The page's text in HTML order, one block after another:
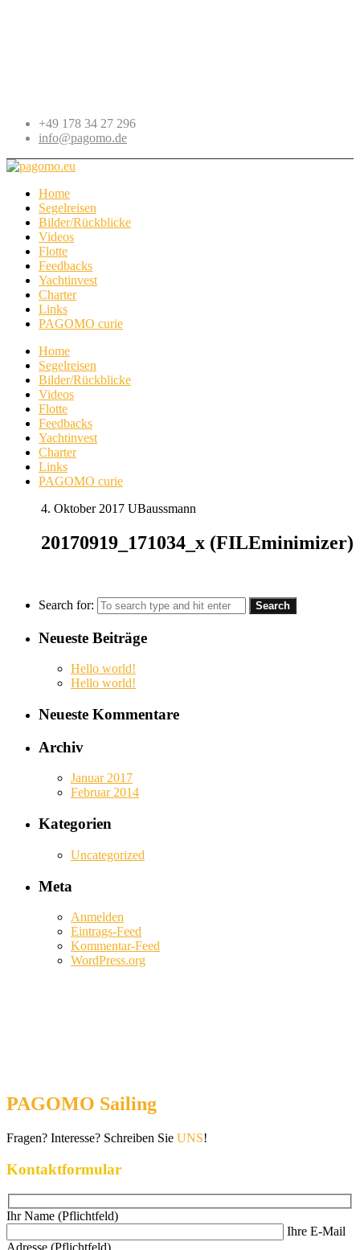
+49 178 34 27 296
info@pagomo.de
Home
Segelreisen
Bilder/Rückblicke
Videos
Flotte
Feedbacks
Yachtinvest
Charter
Links
PAGOMO curie
Home
Segelreisen
Bilder/Rückblicke
Videos
Flotte
Feedbacks
Yachtinvest
Charter
Links
PAGOMO curie
4. Oktober 2017 UBaussmann
20170919_171034_x (FILEminimizer)
Search for:
Neueste Beiträge
Hello world!
Hello world!
Neueste Kommentare
Archiv
Januar 2017
Februar 2014
Kategorien
Uncategorized
Meta
Anmelden
Eintrags-Feed
Kommentar-Feed
WordPress.org
PAGOMO Sailing
Fragen? Interesse? Schreiben Sie UNS!
Kontaktformular
Ihr Name (Pflichtfeld)
Ihre E-Mail